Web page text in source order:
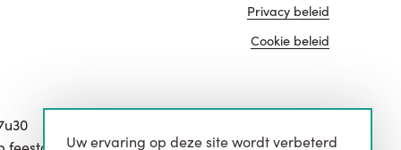
Privacy beleid
Cookie beleid
website door
Uw ervaring op deze site wordt verbeterd